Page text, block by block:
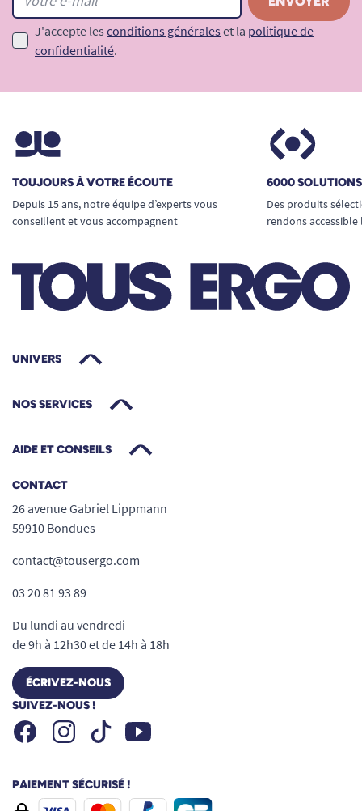
J'accepte les conditions générales et la politique de
confidentialité.
TOUJOURS À VOTRE ÉCOUTE
Depuis 15 ans, notre équipe d’experts vous
conseillent et vous accompagnent
6000
Des produits
rendons
UNIVERS
NOS SERVICES
AIDE ET CONSEILS
CONTACT
26 avenue Gabriel Lippmann
59910 Bondues
contact@tousergo.com
03 20 81 93 89
Du lundi au vendredi
de 9h à 12h30 et de 14h à 18h
ÉCRIVEZ-NOUS
SUIVEZ-NOUS !
FacebookInstagramTiktok Youtube
PAIEMENT SÉCURISÉ !